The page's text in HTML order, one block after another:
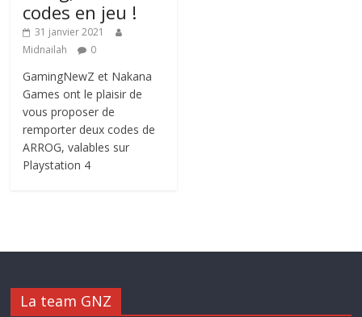
codes en jeu !
31 janvier 2021
Midnailah
0
GamingNewZ et Nakana
Games ont le plaisir de
vous proposer de
remporter deux codes de
ARROG, valables sur
Playstation 4
La team GNZ